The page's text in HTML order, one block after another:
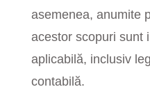
asemenea, anumite
acestor scopuri sunt
aplicabilă, inclusiv
contabilă.